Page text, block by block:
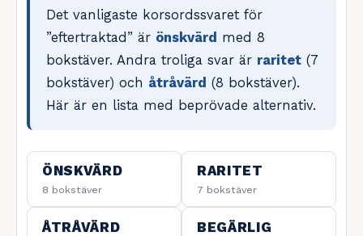
Det vanligaste korsordssvaret för
”eftertraktad” är önskvärd med 8
bokstäver. Andra troliga svar är raritet(7
bokstäver) och åtråvärd (8 bokstäver).
Här är en lista med beprövade alternativ.
ÖNSKVÄRD
8 bokstäver
RARITET
7 bokstäver
ÅTRÅVÄRD BEGÄRLIG